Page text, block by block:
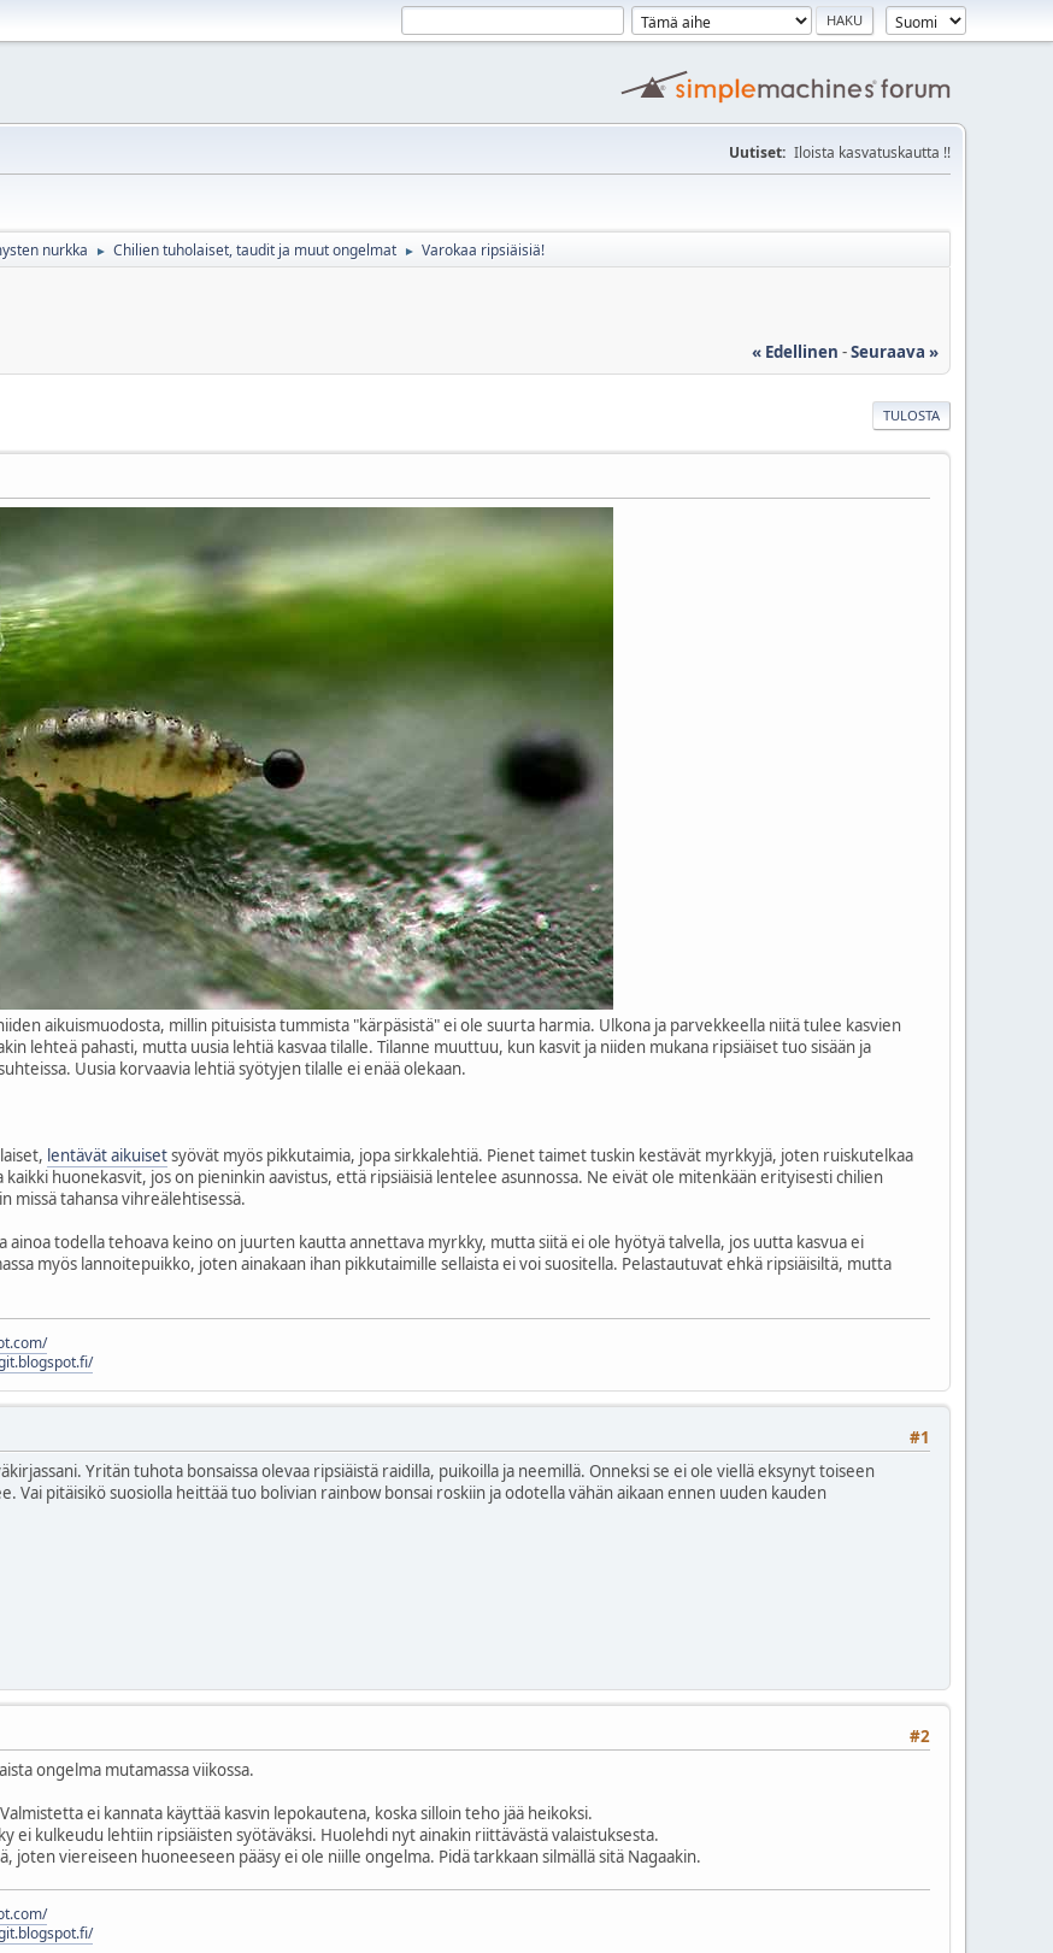
Uutiset: Iloista kasvatuskautta !!
nurkka ► Chilien tuholaiset, taudit ja muut ongelmat ► Varokaa ripsiäisiä!
« Edellinen -Seuraava »
TULOSTA
aikuismuodosta, millin pituisista tummista "kärpäsistä" ei ole suurta harmia. Ulkona ja parvekkeella niitä tulee kasvien
lehteä pahasti, mutta uusia lehtiä kasvaa tilalle. Tilanne muuttuu, kun kasvit ja niiden mukana ripsiäiset tuo sisään ja
Uusia korvaavia lehtiä syötyjen tilalle ei enää olekaan.
lentävät aikuisetsyövät myös pikkutaimia, jopa sirkkalehtiä. Pienet taimet tuskin kestävät myrkkyjä, joten ruiskutelkaa
huonekasvit, jos on pieninkin aavistus, että ripsiäisiä lentelee asunnossa. Ne eivät ole mitenkään erityisesti chilien
missä tahansa vihreälehtisessä.
ainoa todella tehoava keino on juurten kautta annettava myrkky, mutta siitä ei ole hyötyä talvella, jos uutta kasvua ei
myös lannoitepuikko, joten ainakaan ihan pikkutaimille sellaista ei voi suositella. Pelastautuvat ehkä ripsiäisiltä, mutta
#1
Yritän tuhota bonsaissa olevaa ripsiäistä raidilla, puikoilla ja neemillä. Onneksi se ei ole viellä eksynyt toiseen
Vai pitäisikö suosiolla heittää tuo bolivian rainbow bonsai roskiin ja odotella vähän aikaan ennen uuden kauden
#2
ongelma mutamassa viikossa.
ei kannata käyttää kasvin lepokautena, koska silloin teho jää heikoksi.
ei kulkeudu lehtiin ripsiäisten syötäväksi. Huolehdi nyt ainakin riittävästä valaistuksesta.
joten viereiseen huoneeseen pääsy ei ole niille ongelma. Pidä tarkkaan silmällä sitä Nagaakin.